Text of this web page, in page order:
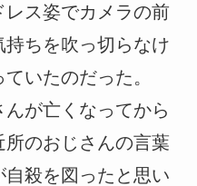
ス姿でカメラの前
ちを吹っ切らなけ
いたのだった。
が亡くなってから
のおじさんの言葉
殺を図ったと思い